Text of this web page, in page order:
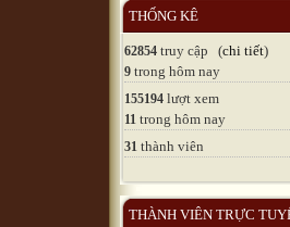
THỐNG KÊ
62854 truy cập (chi tiết)
9 trong hôm nay
155194 lượt xem
11 trong hôm nay
31 thành viên
THÀNH VIÊN TRỰC